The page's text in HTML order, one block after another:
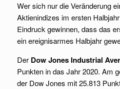
Wer sich nur die Veränderung
Aktienindizes im ersten
Eindruck gewinnen, dass das
ein ereignisarmes Halbjahr
Der Dow Jones Industrial
Punkten in das Jahr 2020. Am
der Dow Jones mit 25.813